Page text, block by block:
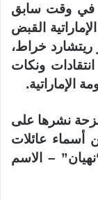
في وقت سابق
القبض
ريتشارد خراط،
ونكات
الإماراتية.
نشرها على
فيها بين أسماء عائلات
– الاسم